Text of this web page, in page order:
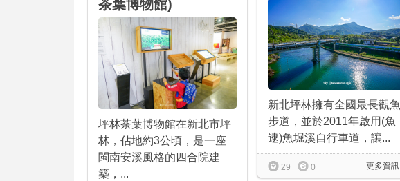
茶葉博物館)
坪林茶葉博物館在新北市坪
林，佔地約3公頃，是一座
閩南安溪風格的四合院建
築，...
新北坪林擁有全國最長觀魚
步道，並於2011年啟用(魚
逮)魚堀溪自行車道，讓...
更多資訊
29 0